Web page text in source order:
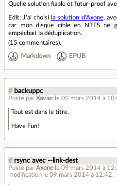
Quelle solution fiable et futur-proof
Edit: J'ai choisi la solution d'Axone,
car mon disque cible en NTFS ne
empêchait la déduplication.
(15 commentaires).
Markdown EPUB
# backuppc
Posté par Xavier le 09 mars 2014 à
Tout est dans le titre.
Have Fun!
# rsync avec --link-dest
Posté par Axone le 09 mars 2014 à
modification le 09 mars 2014 à 12:42.